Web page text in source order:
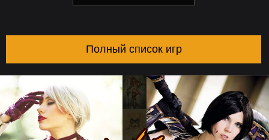
Полный список игр